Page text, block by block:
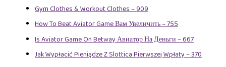
Gym Clothes & Workout Clothes – 909
How To Beat Aviator Game Вам Увеличить – 755
Is Aviator Game On Betway Авиатор На Деньги – 667
Jak Wypłacić Pieniądze Z Slottica Pierwszej Wpłaty – 370